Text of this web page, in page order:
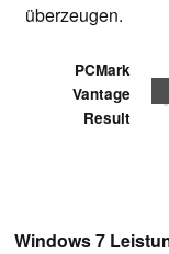
überzeugen.
PCMark
Vantage
Result
Windows 7